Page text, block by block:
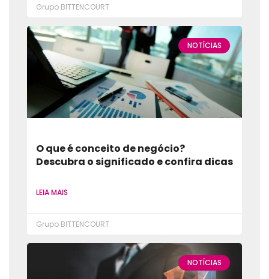
Grupo BITTENCOURT
NOTÍCIAS
O que é conceito de negócio?
Descubra o significado e confira dicas
LEIA MAIS
Grupo BITTENCOURT
NOTÍCIAS